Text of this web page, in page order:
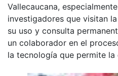
Vallecaucana,
investigadores que visitan
su uso y consulta
un colaborador en el
la tecnología que permite la